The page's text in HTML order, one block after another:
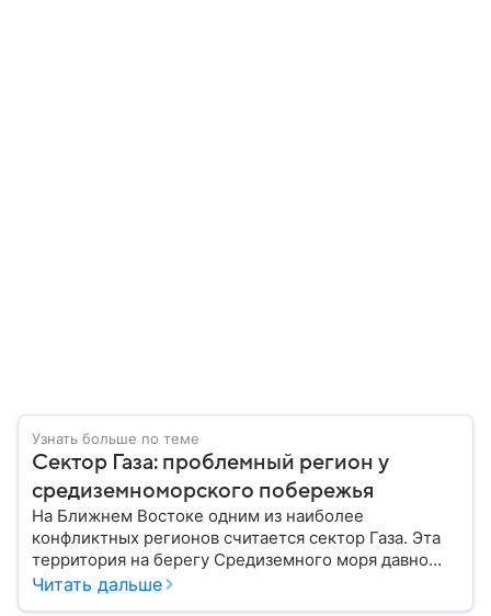
Узнать больше по теме
Сектор Газа: проблемный регион у
средиземноморского побережья
На Ближнем Востоке одним из наиболее
конфликтных регионов считается сектор Газа. Эта
территория на берегу Средиземного моря давно
находится в центре политических и военных
Читать дальше